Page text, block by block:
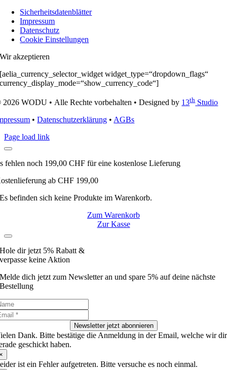
Sicherheitsdatenblätter
Impressum
Datenschutz
Cookie Einstellungen
Wir akzeptieren
[aelia_currency_selector_widget widget_type=“dropdown_flags“
currency_display_mode=“show_currency_code“]
WODU • Alle Rechte vorbehalten • Designed by 13thStudio
•Datenschutzerklärung • AGBs
Page load link
fehlen noch 199,00CHF für eine kostenlose Lieferung
ab CHF 199,00
Es befinden sich keine Produkte im Warenkorb.
Zum Warenkorb
Zur Kasse
Hole dir jetzt 5% Rabatt &
verpasse keine Aktion
Melde dich jetzt zum Newsletter an und spare 5% auf deine nächste
Bestellung
Newsletter jetzt abonnieren
Dank. Bitte bestätige die Anmeldung in der Email, welche wir dir
geschickt haben.
ist ein Fehler aufgetreten. Bitte versuche es noch einmal.